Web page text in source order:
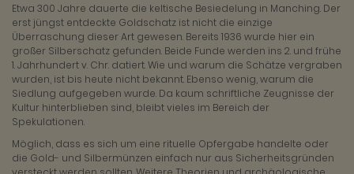
Etwa 300 Jahre dauerte die keltische Besiedelung in Manching. Der
erst jüngst entdeckte Goldschatz ist nicht die einzige
Überraschung dieser Art gewesen. Bereits 1936 wurde hier ein
großer Silberschatz gefunden. Beide Funde werden ins 2. und frühe
1. Jahrhundert v. Chr. datiert. Wie und warum die Schätze vergraben
wurden, ist bis heute nicht bekannt. Ebenso wenig, warum die
Siedlung aufgegeben wurde. Da kaum schriftliche Zeugnisse der
Kultur hinterblieben sind, bleibt vieles im Bereich der
Spekulationen.
Möglich, dass es sich um eine rituelle Opfergabe handelte oder
die Gold- und Silbermünzen einfach nur aus Sicherheitsgründen